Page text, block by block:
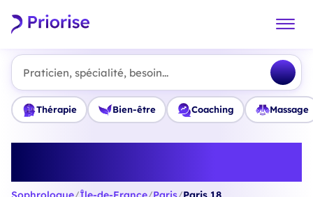
Praticien, spécialité, besoin...
Thérapie Bien-être Coaching Massage